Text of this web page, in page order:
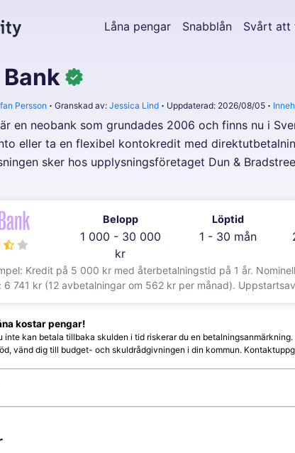
Låna pengar Snabblån Svårt att
Persson Granskad av: Jessica Lind Uppdaterad: 2026/08/05
en neobank som grundades 2006 och finns nu i
eller ta en flexibel kontokredit med
sker hos upplysningsföretaget Dun &
Belopp
1 000 - 30 000
kr
Löptid
1 - 30 mån
Kredit på 5 000 kr med återbetalningstid på 1 år.
6 741 kr (12 avbetalningar om 562 kr per månad).
kostar pengar!
inte kan betala tillbaka skulden i tid riskerar du en
vänd dig till budget- och skuldrådgivningen i din kommun.